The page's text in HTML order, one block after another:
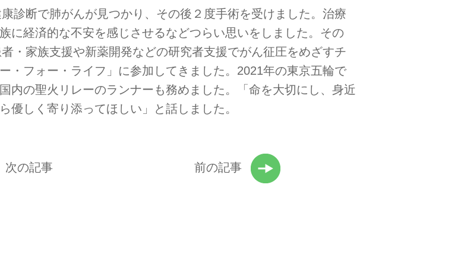
診断で肺がんが見つかり、その後２度手術を受けました。治療
に経済的な不安を感じさせるなどつらい思いをしました。その
・家族支援や新薬開発などの研究者支援でがん征圧をめざすチ
・フォー・ライフ」に参加してきました。2021年の東京五輪で
内の聖火リレーのランナーも務めました。「命を大切にし、身近
優しく寄り添ってほしい」と話しました。
次の記事 前の記事